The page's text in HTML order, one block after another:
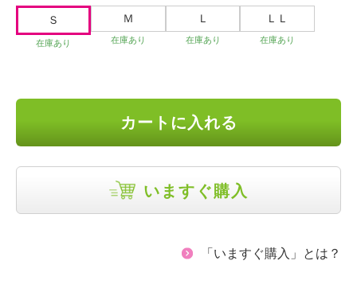
Ｓ
在庫あり
Ｍ
在庫あり
Ｌ
在庫あり
ＬＬ
在庫あり
カートに入れる
いますぐ購入
「いますぐ購入」とは？